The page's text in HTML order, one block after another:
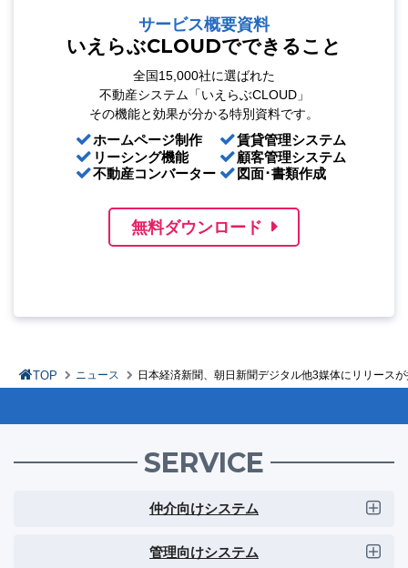
サービス概要資料
いえらぶCLOUDでできること
全国15,000社に選ばれた
不動産システム「いえらぶCLOUD」
その機能と効果が分かる特別資料です。
ホームページ制作
リーシング機能
不動産コンバーター
賃貸管理システム
顧客管理システム
図面･書類作成
無料ダウンロード
TOP ニュース 日本経済新聞、朝日新聞デジタル他3媒体にリリース
SERVICE
仲介向けシステム
管理向けシステム